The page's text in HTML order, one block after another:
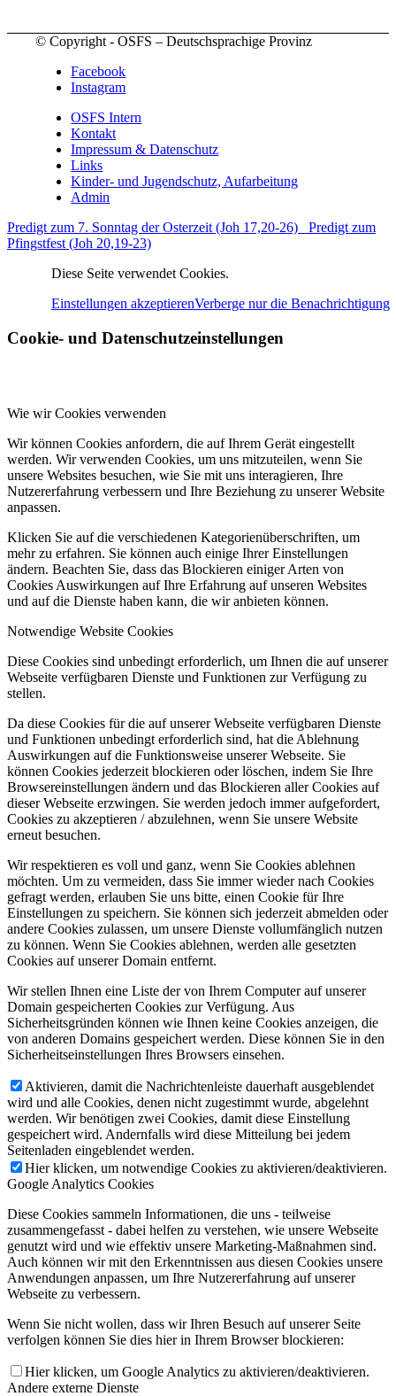
© Copyright - OSFS – Deutschsprachige Provinz
Facebook
Instagram
OSFS Intern
Kontakt
Impressum & Datenschutz
Links
Kinder- und Jugendschutz, Aufarbeitung
Admin
Predigt zum 7. Sonntag der Osterzeit (Joh 17,20-26)
Predigt zum
Pfingstfest (Joh 20,19-23)
Diese Seite verwendet Cookies.
Einstellungen akzeptierenVerberge nur die Benachrichtigung
Cookie- und Datenschutzeinstellungen
Wie wir Cookies verwenden
Wir können Cookies anfordern, die auf Ihrem Gerät eingestellt
werden. Wir verwenden Cookies, um uns mitzuteilen, wenn Sie
unsere Websites besuchen, wie Sie mit uns interagieren, Ihre
Nutzererfahrung verbessern und Ihre Beziehung zu unserer Website
anpassen.
Klicken Sie auf die verschiedenen Kategorienüberschriften, um
mehr zu erfahren. Sie können auch einige Ihrer Einstellungen
ändern. Beachten Sie, dass das Blockieren einiger Arten von
Cookies Auswirkungen auf Ihre Erfahrung auf unseren Websites
und auf die Dienste haben kann, die wir anbieten können.
Notwendige Website Cookies
Diese Cookies sind unbedingt erforderlich, um Ihnen die auf unserer
Webseite verfügbaren Dienste und Funktionen zur Verfügung zu
stellen.
Da diese Cookies für die auf unserer Webseite verfügbaren Dienste
und Funktionen unbedingt erforderlich sind, hat die Ablehnung
Auswirkungen auf die Funktionsweise unserer Webseite. Sie
können Cookies jederzeit blockieren oder löschen, indem Sie Ihre
Browsereinstellungen ändern und das Blockieren aller Cookies auf
dieser Webseite erzwingen. Sie werden jedoch immer aufgefordert,
Cookies zu akzeptieren / abzulehnen, wenn Sie unsere Website
erneut besuchen.
Wir respektieren es voll und ganz, wenn Sie Cookies ablehnen
möchten. Um zu vermeiden, dass Sie immer wieder nach Cookies
gefragt werden, erlauben Sie uns bitte, einen Cookie für Ihre
Einstellungen zu speichern. Sie können sich jederzeit abmelden oder
andere Cookies zulassen, um unsere Dienste vollumfänglich nutzen
zu können. Wenn Sie Cookies ablehnen, werden alle gesetzten
Cookies auf unserer Domain entfernt.
Wir stellen Ihnen eine Liste der von Ihrem Computer auf unserer
Domain gespeicherten Cookies zur Verfügung. Aus
Sicherheitsgründen können wie Ihnen keine Cookies anzeigen, die
von anderen Domains gespeichert werden. Diese können Sie in den
Sicherheitseinstellungen Ihres Browsers einsehen.
Aktivieren, damit die Nachrichtenleiste dauerhaft ausgeblendet
wird und alle Cookies, denen nicht zugestimmt wurde, abgelehnt
werden. Wir benötigen zwei Cookies, damit diese Einstellung
gespeichert wird. Andernfalls wird diese Mitteilung bei jedem
Seitenladen eingeblendet werden.
Hier klicken, um notwendige Cookies zu aktivieren/deaktivieren.
Google Analytics Cookies
Diese Cookies sammeln Informationen, die uns - teilweise
zusammengefasst - dabei helfen zu verstehen, wie unsere Webseite
genutzt wird und wie effektiv unsere Marketing-Maßnahmen sind.
Auch können wir mit den Erkenntnissen aus diesen Cookies unsere
Anwendungen anpassen, um Ihre Nutzererfahrung auf unserer
Webseite zu verbessern.
Wenn Sie nicht wollen, dass wir Ihren Besuch auf unserer Seite
verfolgen können Sie dies hier in Ihrem Browser blockieren:
Hier klicken, um Google Analytics zu aktivieren/deaktivieren.
Andere externe Dienste